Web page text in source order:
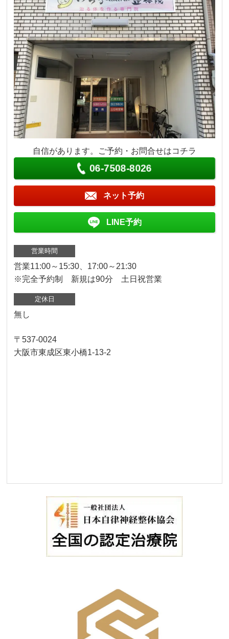
自信があります。ご予約・お問合せはコチラ
06-7508-8026
ネット予約
LINE予約
営業時間
営業11:00～15:30、17:00～21:30
※完全予約制 新規は90分 土日祝営業
定休日
無し
〒537-0024
大阪市東成区東小橋1-13-2